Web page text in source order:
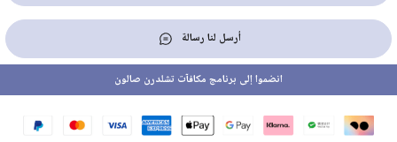
أرسل لنا رسالة
انضموا إلى برنامج مكافآت تشلدرن صالون